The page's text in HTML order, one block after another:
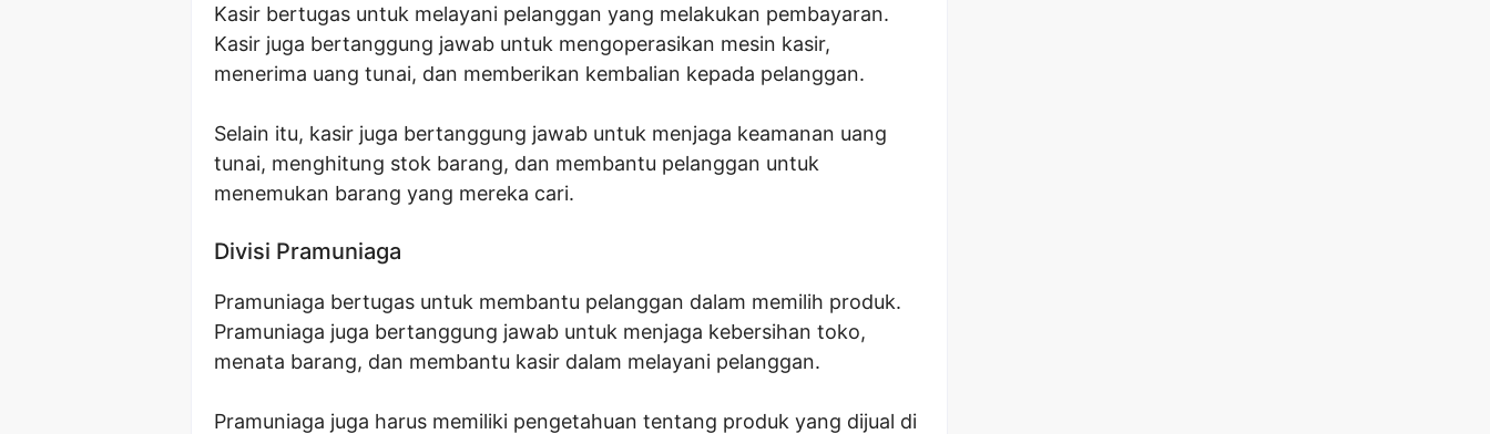
Kasir bertugas untuk melayani pelanggan yang melakukan pembayaran.
Kasir juga bertanggung jawab untuk mengoperasikan mesin kasir,
menerima uang tunai, dan memberikan kembalian kepada pelanggan.
Selain itu, kasir juga bertanggung jawab untuk menjaga keamanan uang
tunai, menghitung stok barang, dan membantu pelanggan untuk
menemukan barang yang mereka cari.
Divisi Pramuniaga
Pramuniaga bertugas untuk membantu pelanggan dalam memilih produk.
Pramuniaga juga bertanggung jawab untuk menjaga kebersihan toko,
menata barang, dan membantu kasir dalam melayani pelanggan.
Pramuniaga juga harus memiliki pengetahuan tentang produk yang dijual di